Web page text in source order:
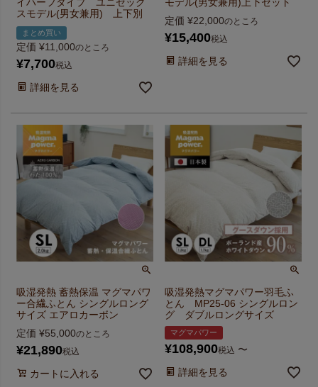
スモデル(男女兼用) 上下別
まとめ買い
定価 ¥11,000のところ
¥7,700税込
詳細を見る
定価 ¥22,000のところ
¥15,400税込
詳細を見る
吸湿発熱 蓄熱保温 マグマパワ
ー合繊ふとん シングルロング
サイズ エアロカーボン
定価 ¥55,000のところ
¥21,890税込
カートに入れる
吸湿発熱マグマパワー羽毛ふ
とん MP25-06 シングルロン
グ ダブルロングサイズ
マグマパワー
¥108,900税込 〜
詳細を見る